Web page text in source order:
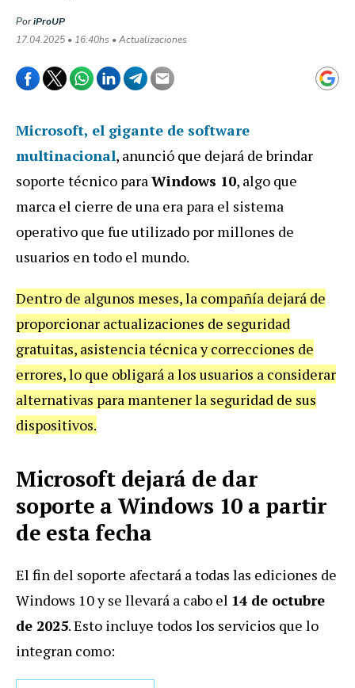
PoriProUP
17.04.2025 • 16:40hs • Actualizaciones
Microsoft, el gigante de software
multinacional, anunció que dejará de brindar
soporte técnico paraWindows 10, algo que
marca el cierre de una era para el sistema
operativo que fue utilizado por millones de
usuarios en todo el mundo.
Dentro de algunos meses, la compañía dejará de
proporcionar actualizaciones de seguridad
gratuitas, asistencia técnica y correcciones de
errores, lo que obligará a los usuarios a considerar
alternativas para mantener la seguridad de sus
dispositivos.
Microsoft dejará de dar
soporte a Windows 10 a partir
de esta fecha
El fin del soporte afectará a todas las ediciones de
Windows 10y se llevará a cabo el 14 de octubre
de 2025. Esto incluye todos los servicios que lo
integran como: